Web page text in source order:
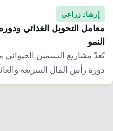
ثقافة
محميات
التلوث
تحديات
حلول
إرشاد زراعي
نساء
قضايا
معيشة
انفوجرافيك
إرشاد زراعي
معامل التحويل الغذائي
النمو
تُعدّ مشاريع التسمين الحيواني
دورة رأس المال السريعة